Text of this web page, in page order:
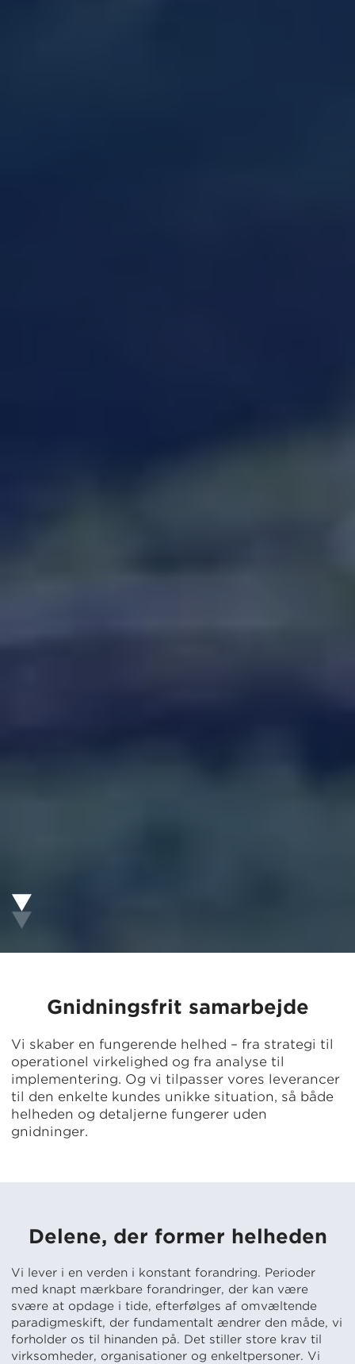
Gnidningsfrit samarbejde
Vi skaber en fungerende helhed – fra strategi til
operationel virkelighed og fra analyse til
implementering. Og vi tilpasser vores leverancer
til den enkelte kundes unikke situation, så både
helheden og detaljerne fungerer uden
gnidninger.
Delene, der former helheden
Vi lever i en verden i konstant forandring. Perioder
med knapt mærkbare forandringer, der kan være
svære at opdage i tide, efterfølges af omvæltende
paradigmeskift, der fundamentalt ændrer den måde, vi
forholder os til hinanden på. Det stiller store krav til
virksomheder, organisationer og enkeltpersoner. Vi